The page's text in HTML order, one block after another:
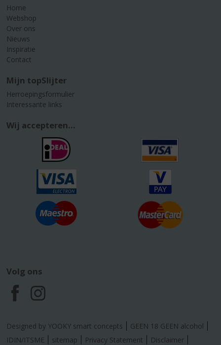
Home
Webshop
Over ons
Nieuws
Inspiratie
Contact
Mijn topSlijter
Herroepingsformulier
Interessante links
Wij accepteren...
Volg ons
F
a
I
n
Designed by YOOKY smart concepts
GEEN 18 GEEN alcohol
IDIN/ITSME
sitemap Privacy Statement Disclaimer